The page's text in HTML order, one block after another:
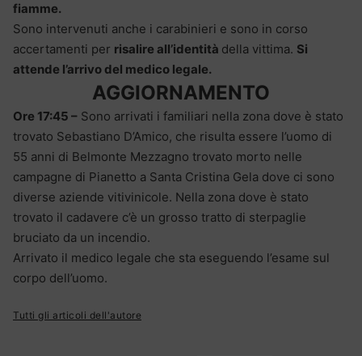
fiamme.
Sono intervenuti anche i carabinieri e sono in corso
accertamenti per risalire all’identità della vittima. Si
attende l’arrivo del medico legale.
AGGIORNAMENTO
Ore 17:45 – Sono arrivati i familiari nella zona dove è stato
trovato Sebastiano D’Amico, che risulta essere l’uomo di
55 anni di Belmonte Mezzagno trovato morto nelle
campagne di Pianetto a Santa Cristina Gela dove ci sono
diverse aziende vitivinicole. Nella zona dove è stato
trovato il cadavere c’è un grosso tratto di sterpaglie
bruciato da un incendio.
Arrivato il medico legale che sta eseguendo l’esame sul
corpo dell’uomo.
Tutti gli articoli dell'autore